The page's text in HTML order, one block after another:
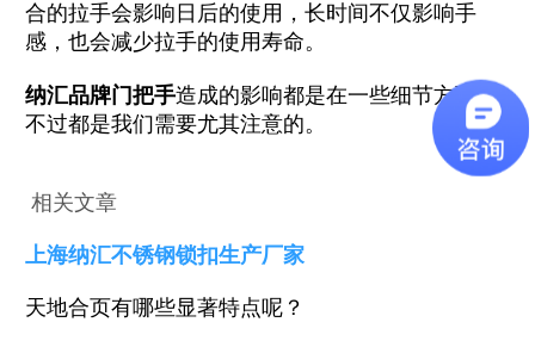
合的拉手会影响日后的使用，长时间不仅影响手
感，也会减少拉手的使用寿命。
纳汇品牌门把手造成的影响都是在一些细节方面，
不过都是我们需要尤其注意的。
相关文章
上海纳汇不锈钢锁扣生产厂家
天地合页有哪些显著特点呢？